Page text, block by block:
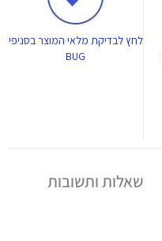
לחץלבדיקת מלאי המוצר בסניפי
BUG
שאלות ותשובות